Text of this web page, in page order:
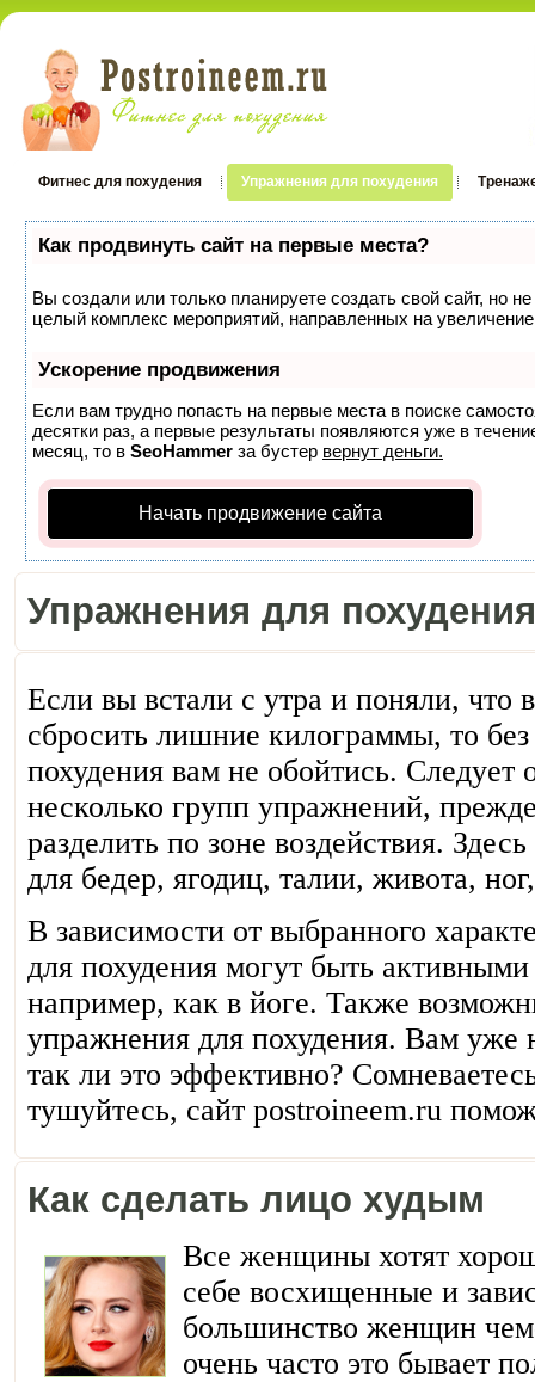
Фитнес для похудения Упражнения для похудения
Как продвинуть сайт на первые места?
Вы создали или только планируете создать свой сайт, но
целый комплекс мероприятий, направленных на
Ускорение продвижения
Если вам трудно попасть на первые места в поиске
десятки раз, а первые результаты появляются уже в
месяц, то в SeoHammer за бустер вернут деньги.
Начать продвижение сайта
Упражнения для похудения
Если вы встали с утра и поняли, что
сбросить лишние килограммы, то
похудения вам не обойтись. Следует
несколько групп упражнений,
разделить по зоне воздействия.
для бедер, ягодиц, талии, живота,
В зависимости от выбранного
для похудения могут быть
например, как в йоге. Также
упражнения для похудения. Вам уже
так ли это эффективно?
тушуйтесь, сайт postroineem.ru
Как сделать лицо худым
Все женщины хотят
себе восхищенные и
большинство женщин
очень часто это бывает